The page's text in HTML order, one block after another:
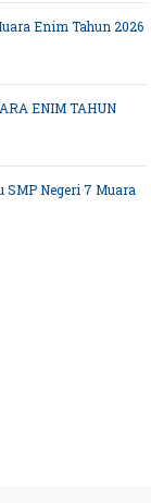
Enim Tahun 2026
ENIM TAHUN
Negeri 7 Muara